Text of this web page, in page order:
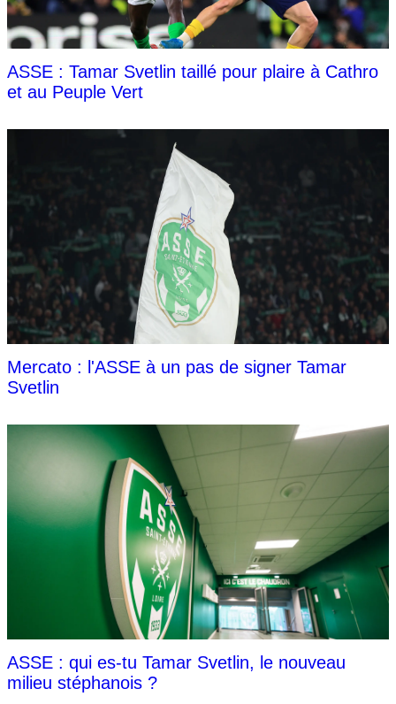
ASSE : Tamar Svetlin taillé pour plaire à Cathro
et au Peuple Vert
Mercato : l'ASSE à un pas de signer Tamar
Svetlin
ASSE : qui es-tu Tamar Svetlin, le nouveau
milieu stéphanois ?